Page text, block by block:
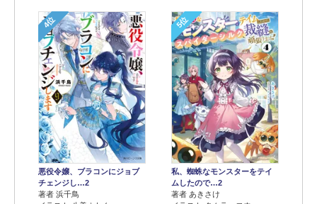
4位
悪役令嬢、ブラコンにジョブ
チェンジし…2
著者 浜千鳥
5位
私、蜘蛛なモンスターをテイ
ムしたので…2
著者 あきさけ